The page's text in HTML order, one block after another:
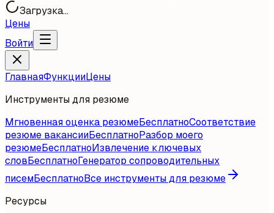
Загрузка...
Цены
Войти
ГлавнаяФункцииЦены
Инструменты для резюме
Мгновенная оценка резюмеБесплатноСоответствие
резюме вакансииБесплатноРазбор моего
резюмеБесплатноИзвлечение ключевых
словБесплатноГенератор сопроводительных
писемБесплатноВсе инструменты для резюме
Ресурсы